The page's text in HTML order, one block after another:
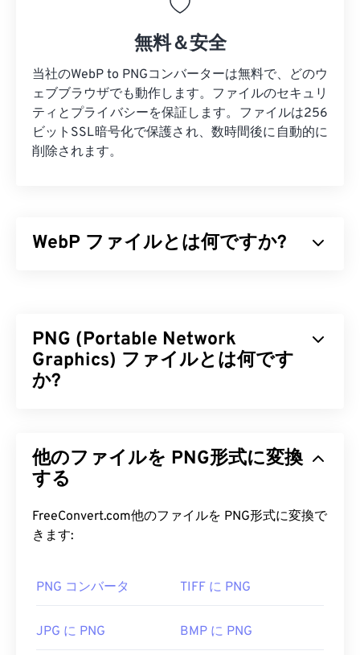
無料＆安全
当社のWebP to PNGコンバーターは無料で、どのウ
ェブブラウザでも動作します。ファイルのセキュリ
ティとプライバシーを保証します。ファイルは256
ビットSSL暗号化で保護され、数時間後に自動的に
削除されます。
WebP ファイルとは何ですか?
JPEG（JPG）やPortable Network
Graphics（PNG）ファイルと比較して最大30%も
サイズが小さく、画質は同等です。WebP画像は、
WebP ファイルを開くにはどうす
ればいいですか?
WebPを開くためのデフォルトのプログラムは
Google Chrome（Chrome）
以外にも、他のすべてのウェブブラウザがWebP形
他に試せる無料ビューアとしては、Pixelmator
PNG (Portable Network
Graphics) ファイルとは何です
か?
ースのファイル形式です。PNG画像はRGBまたは
RGBAカラーに対応し、透過性もサポートしている
す。PNGは、より透過性の高いアニメーションもサ
ポートしています（
です。
PNG ファイルを開くにはどうすれ
他のファイルを PNG形式に変換
する
FreeConvert.com他のファイルを PNG形式に変換で
きます:
PNG コンバータ TIFF に PNG
JPG に PNG BMP に PNG